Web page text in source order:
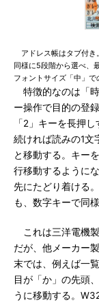
アドレス帳はタブ付き
同様に5段階から選べ、
フォントサイズ「中」で
特徴的なのは「
ー操作で目的の登
「2」キーを長押
続ければ読みの1文
と移動する。キー
行移動するように
先にたどり着ける
も、数字キーで同
これは三洋電機
だが、他メーカー
末では、例えば一
目が「か」の先頭
うに移動する。